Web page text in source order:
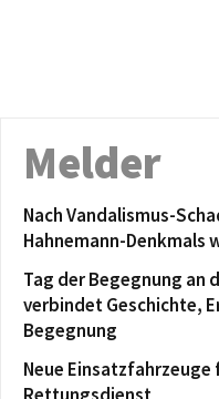
Melder
Nach Vandalismus-
Hahnemann-Denkmals
Tag der Begegnung an
verbindet Geschichte,
Begegnung
Neue Einsatzfahrzeuge
Rettungsdienst